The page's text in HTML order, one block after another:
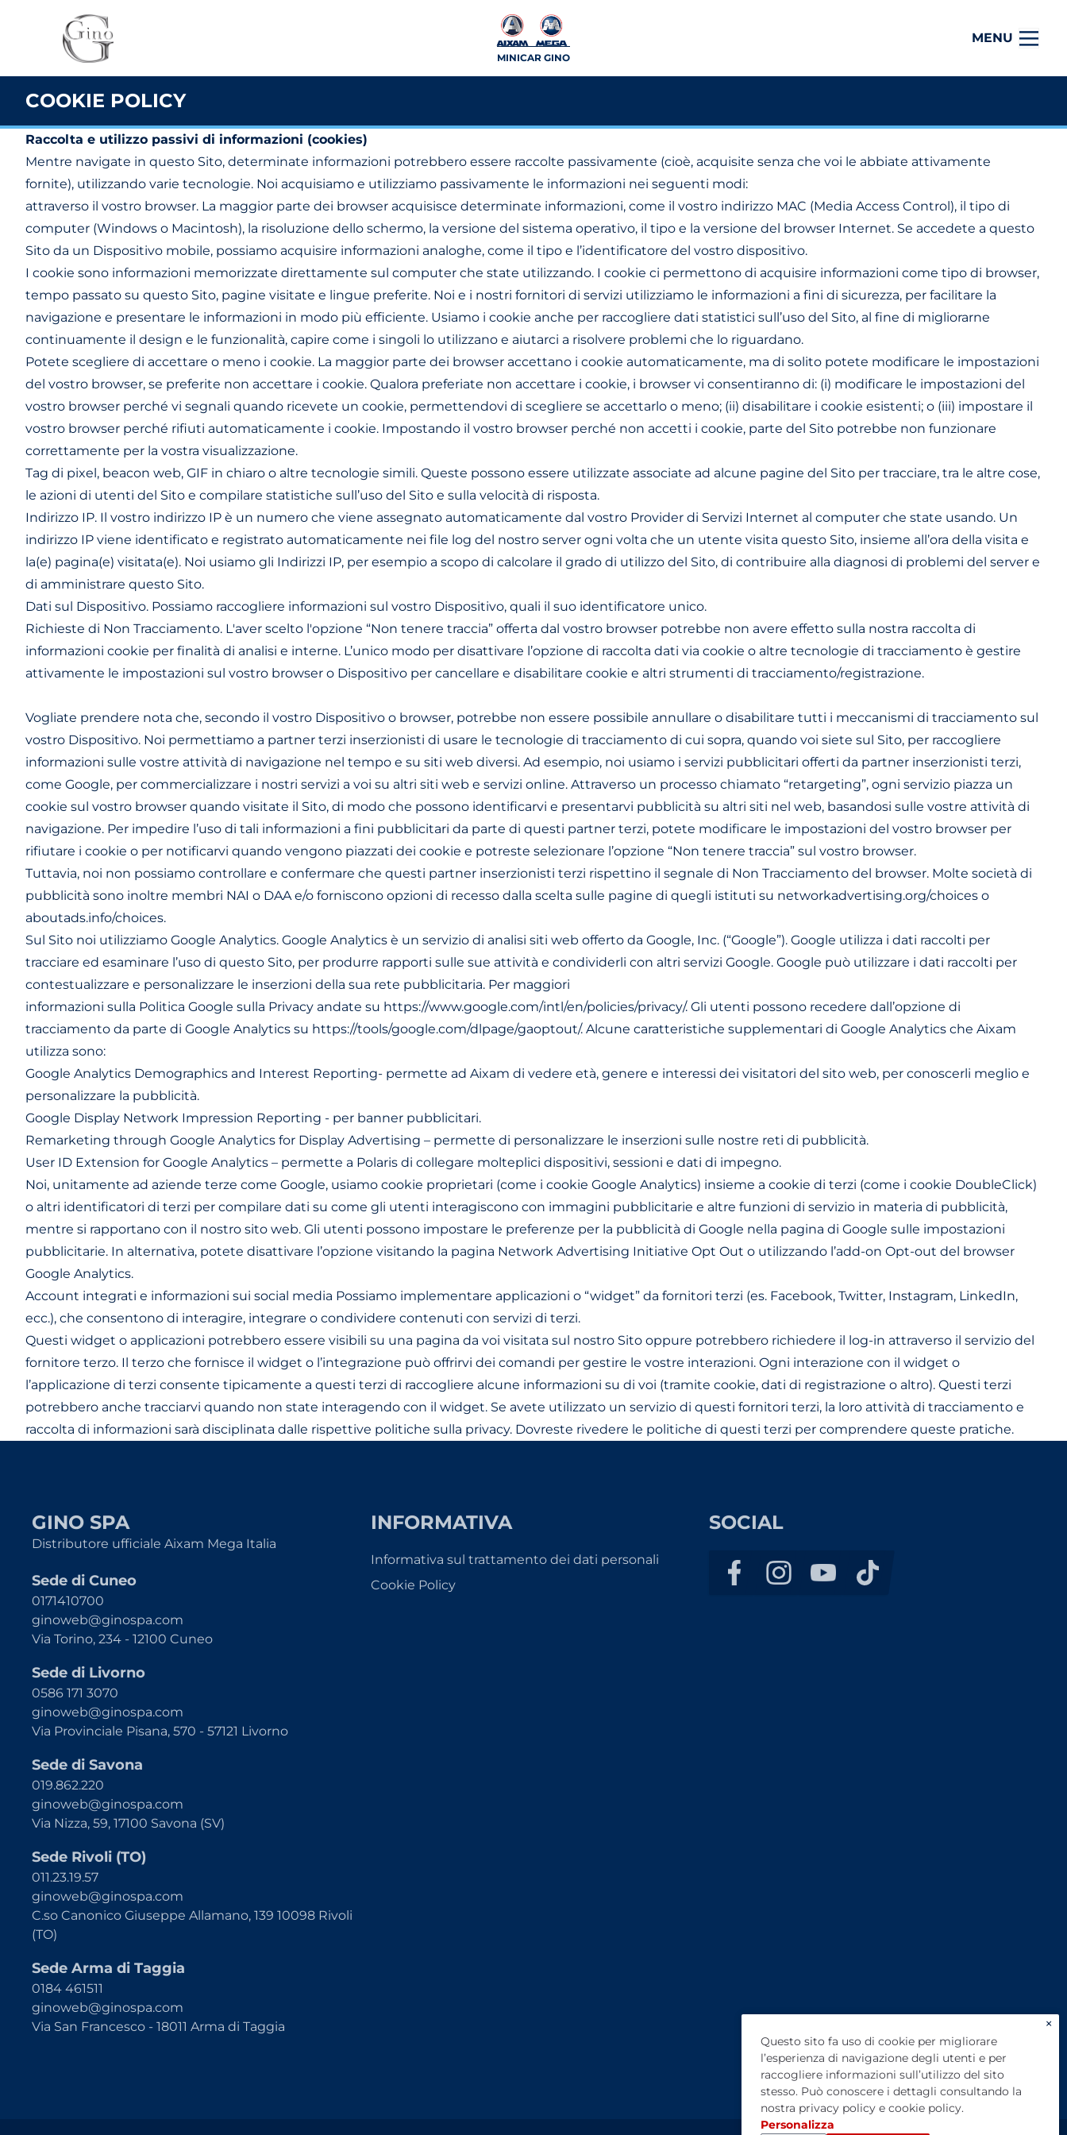
MINICAR GINO
MENU
COOKIE POLICY
Raccolta e utilizzo passivi di informazioni (cookies)
Mentre navigate in questo Sito, determinate informazioni potrebbero essere raccolte passivamente (cioè, acquisite senza che voi le abbiate attivamente
fornite), utilizzando varie tecnologie. Noi acquisiamo e utilizziamo passivamente le informazioni nei seguenti modi:
attraverso il vostro browser. La maggior parte dei browser acquisisce determinate informazioni, come il vostro indirizzo MAC (Media Access Control), il tipo di
computer (Windows o Macintosh), la risoluzione dello schermo, la versione del sistema operativo, il tipo e la versione del browser Internet. Se accedete a questo
Sito da un Dispositivo mobile, possiamo acquisire informazioni analoghe, come il tipo e l’identificatore del vostro dispositivo.
I cookie sono informazioni memorizzate direttamente sul computer che state utilizzando. I cookie ci permettono di acquisire informazioni come tipo di browser,
tempo passato su questo Sito, pagine visitate e lingue preferite. Noi e i nostri fornitori di servizi utilizziamo le informazioni a fini di sicurezza, per facilitare la
navigazione e presentare le informazioni in modo più efficiente. Usiamo i cookie anche per raccogliere dati statistici sull’uso del Sito, al fine di migliorarne
continuamente il design e le funzionalità, capire come i singoli lo utilizzano e aiutarci a risolvere problemi che lo riguardano.
Potete scegliere di accettare o meno i cookie. La maggior parte dei browser accettano i cookie automaticamente, ma di solito potete modificare le impostazioni
del vostro browser, se preferite non accettare i cookie. Qualora preferiate non accettare i cookie, i browser vi consentiranno di: (i) modificare le impostazioni del
vostro browser perché vi segnali quando ricevete un cookie, permettendovi di scegliere se accettarlo o meno; (ii) disabilitare i cookie esistenti; o (iii) impostare il
vostro browser perché rifiuti automaticamente i cookie. Impostando il vostro browser perché non accetti i cookie, parte del Sito potrebbe non funzionare
correttamente per la vostra visualizzazione.
Tag di pixel, beacon web, GIF in chiaro o altre tecnologie simili. Queste possono essere utilizzate associate ad alcune pagine del Sito per tracciare, tra le altre cose,
le azioni di utenti del Sito e compilare statistiche sull’uso del Sito e sulla velocità di risposta.
Indirizzo IP. Il vostro indirizzo IP è un numero che viene assegnato automaticamente dal vostro Provider di Servizi Internet al computer che state usando. Un
indirizzo IP viene identificato e registrato automaticamente nei file log del nostro server ogni volta che un utente visita questo Sito, insieme all’ora della visita e
la(e) pagina(e) visitata(e). Noi usiamo gli Indirizzi IP, per esempio a scopo di calcolare il grado di utilizzo del Sito, di contribuire alla diagnosi di problemi del server e
di amministrare questo Sito.
Dati sul Dispositivo. Possiamo raccogliere informazioni sul vostro Dispositivo, quali il suo identificatore unico.
Richieste di Non Tracciamento. L'aver scelto l'opzione “Non tenere traccia” offerta dal vostro browser potrebbe non avere effetto sulla nostra raccolta di
informazioni cookie per finalità di analisi e interne. L’unico modo per disattivare l’opzione di raccolta dati via cookie o altre tecnologie di tracciamento è gestire
attivamente le impostazioni sul vostro browser o Dispositivo per cancellare e disabilitare cookie e altri strumenti di tracciamento/registrazione.
Vogliate prendere nota che, secondo il vostro Dispositivo o browser, potrebbe non essere possibile annullare o disabilitare tutti i meccanismi di tracciamento sul
vostro Dispositivo. Noi permettiamo a partner terzi inserzionisti di usare le tecnologie di tracciamento di cui sopra, quando voi siete sul Sito, per raccogliere
informazioni sulle vostre attività di navigazione nel tempo e su siti web diversi. Ad esempio, noi usiamo i servizi pubblicitari offerti da partner inserzionisti terzi,
come Google, per commercializzare i nostri servizi a voi su altri siti web e servizi online. Attraverso un processo chiamato “retargeting”, ogni servizio piazza un
cookie sul vostro browser quando visitate il Sito, di modo che possono identificarvi e presentarvi pubblicità su altri siti nel web, basandosi sulle vostre attività di
navigazione. Per impedire l’uso di tali informazioni a fini pubblicitari da parte di questi partner terzi, potete modificare le impostazioni del vostro browser per
rifiutare i cookie o per notificarvi quando vengono piazzati dei cookie e potreste selezionare l’opzione “Non tenere traccia” sul vostro browser.
Tuttavia, noi non possiamo controllare e confermare che questi partner inserzionisti terzi rispettino il segnale di Non Tracciamento del browser. Molte società di
pubblicità sono inoltre membri NAI o DAA e/o forniscono opzioni di recesso dalla scelta sulle pagine di quegli istituti su networkadvertising.org/choices o
aboutads.info/choices.
Sul Sito noi utilizziamo Google Analytics. Google Analytics è un servizio di analisi siti web offerto da Google, Inc. (“Google”). Google utilizza i dati raccolti per
tracciare ed esaminare l’uso di questo Sito, per produrre rapporti sulle sue attività e condividerli con altri servizi Google. Google può utilizzare i dati raccolti per
contestualizzare e personalizzare le inserzioni della sua rete pubblicitaria. Per maggiori
informazioni sulla Politica Google sulla Privacy andate su https://www.google.com/intl/en/policies/privacy/. Gli utenti possono recedere dall’opzione di
tracciamento da parte di Google Analytics su https://tools/google.com/dlpage/gaoptout/. Alcune caratteristiche supplementari di Google Analytics che Aixam
utilizza sono:
Google Analytics Demographics and Interest Reporting- permette ad Aixam di vedere età, genere e interessi dei visitatori del sito web, per conoscerli meglio e
personalizzare la pubblicità.
Google Display Network Impression Reporting - per banner pubblicitari.
Remarketing through Google Analytics for Display Advertising – permette di personalizzare le inserzioni sulle nostre reti di pubblicità.
User ID Extension for Google Analytics – permette a Polaris di collegare molteplici dispositivi, sessioni e dati di impegno.
Noi, unitamente ad aziende terze come Google, usiamo cookie proprietari (come i cookie Google Analytics) insieme a cookie di terzi (come i cookie DoubleClick)
o altri identificatori di terzi per compilare dati su come gli utenti interagiscono con immagini pubblicitarie e altre funzioni di servizio in materia di pubblicità,
mentre si rapportano con il nostro sito web. Gli utenti possono impostare le preferenze per la pubblicità di Google nella pagina di Google sulle impostazioni
pubblicitarie. In alternativa, potete disattivare l’opzione visitando la pagina Network Advertising Initiative Opt Out o utilizzando l’add-on Opt-out del browser
Google Analytics.
Account integrati e informazioni sui social media Possiamo implementare applicazioni o “widget” da fornitori terzi (es. Facebook, Twitter, Instagram, LinkedIn,
ecc.), che consentono di interagire, integrare o condividere contenuti con servizi di terzi.
Questi widget o applicazioni potrebbero essere visibili su una pagina da voi visitata sul nostro Sito oppure potrebbero richiedere il log-in attraverso il servizio del
fornitore terzo. Il terzo che fornisce il widget o l’integrazione può offrirvi dei comandi per gestire le vostre interazioni. Ogni interazione con il widget o
l’applicazione di terzi consente tipicamente a questi terzi di raccogliere alcune informazioni su di voi (tramite cookie, dati di registrazione o altro). Questi terzi
potrebbero anche tracciarvi quando non state interagendo con il widget. Se avete utilizzato un servizio di questi fornitori terzi, la loro attività di tracciamento e
raccolta di informazioni sarà disciplinata dalle rispettive politiche sulla privacy. Dovreste rivedere le politiche di questi terzi per comprendere queste pratiche.
GINO SPA
Distributore ufficiale Aixam Mega Italia
Sede di Cuneo
0171410700
ginoweb@ginospa.com
Via Torino, 234 - 12100 Cuneo
Sede di Livorno
0586 171 3070
ginoweb@ginospa.com
Via Provinciale Pisana, 570 - 57121 Livorno
Sede di Savona
019.862.220
ginoweb@ginospa.com
Via Nizza, 59, 17100 Savona (SV)
Sede Rivoli (TO)
011.23.19.57
ginoweb@ginospa.com
C.so Canonico Giuseppe Allamano, 139 10098 Rivoli
(TO)
Sede Arma di Taggia
0184 461511
ginoweb@ginospa.com
Via San Francesco - 18011 Arma di Taggia
INFORMATIVA
Informativa sul trattamento dei dati personali
Cookie Policy
SOCIAL
×
Questo sito fa uso di cookie per migliorare
l’esperienza di navigazione degli utenti e per
raccogliere informazioni sull’utilizzo del sito
stesso. Può conoscere i dettagli consultando la
nostra privacy policy e cookie policy.
Personalizza